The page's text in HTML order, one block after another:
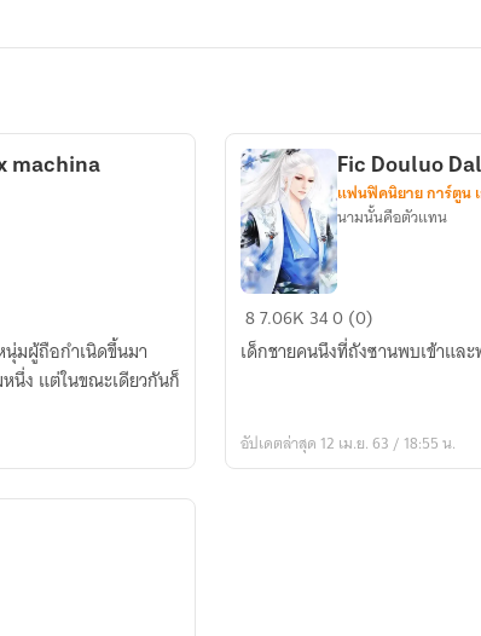
machina
นุ่มผู้ถือกำเนิดขึ้นมา
นึ่ง แต่ในขณะเดียวกันก็
Fic
Douluo
Dalu
ไร้
Fic Douluo
แฟนฟิคนิยาย การ์ตูน
นามนั้นคือตัวแทน
87.06K 340 (0)
เด็กชายคนนึงที่ถังซานพบเข้าแล
อัปเดตล่าสุด 12 เม.ย. 63 / 18:55 น.